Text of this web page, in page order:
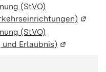
(StVO)
(Wird
(StVO)
Erlaubnis) (Wird in